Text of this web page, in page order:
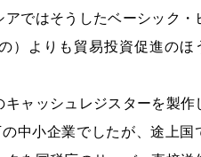
ではそうしたベーシック・
）よりも貿易投資促進のほ
ャッシュレジスターを製作
中小企業でしたが、途上国